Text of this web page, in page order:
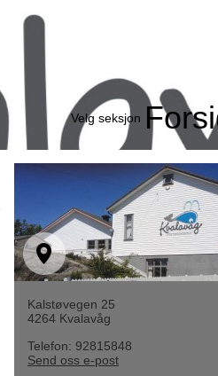
Velg seksjon
Kalstøvegen 25
4264 Kvalavåg
Telefon: 92815848
Send oss e-post